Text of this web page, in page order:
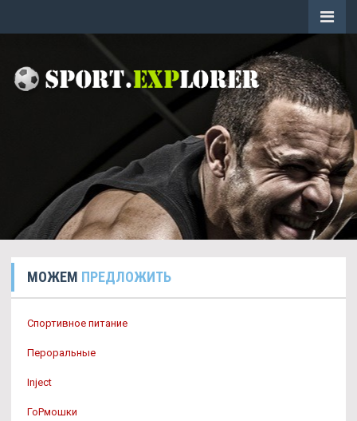
МОЖЕМ ПРЕДЛОЖИТЬ
Спортивное питание
Пероральные
Inject
ГоРмошки